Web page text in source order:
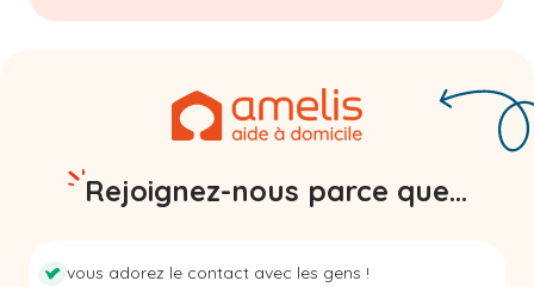
Rejoignez-nous parce que...
vous adorez le contact avec les gens !